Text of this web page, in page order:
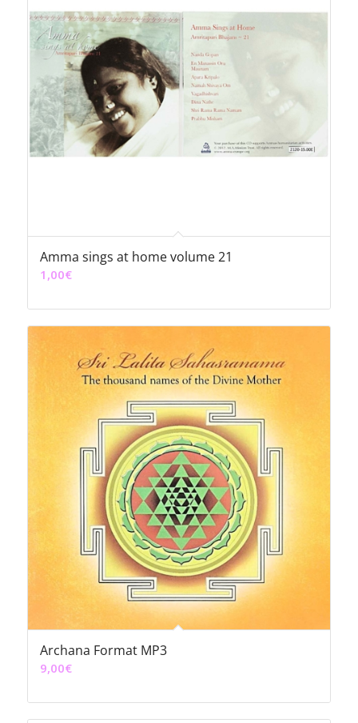
Amma sings at home volume 21
1,00€
Archana Format MP3
9,00€